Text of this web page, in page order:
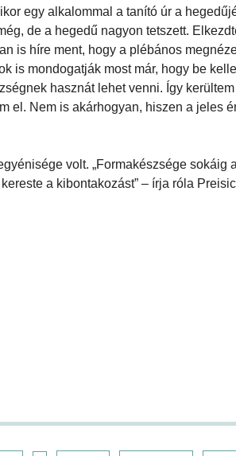
egy alkalommal a tanító úr a
de a hegedű nagyon tetszett.
is híre ment, hogy a plébános
is mondogatják most már, hogy be
hasznát lehet venni. Így
el. Nem is akárhogyan, hiszen a jeles
volt. „Formakészsége sokáig
a kibontakozást” – írja róla